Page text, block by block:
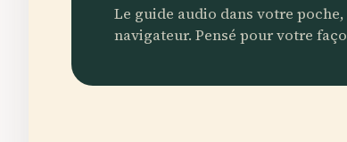
Le guide audio dans votre
navigateur. Pensé pour votre